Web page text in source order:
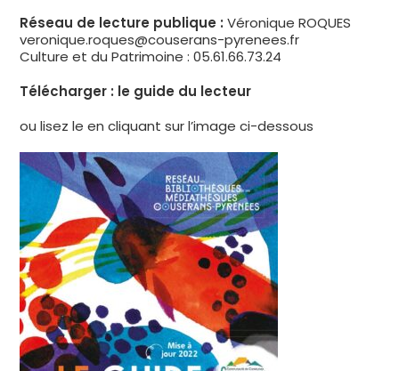
Réseau de lecture publique : Véronique ROQUES
veronique.roques@couserans-pyrenees.fr
Culture et du Patrimoine : 05.61.66.73.24
Télécharger : le guide du lecteur
ou lisez le en cliquant sur l’image ci-dessous